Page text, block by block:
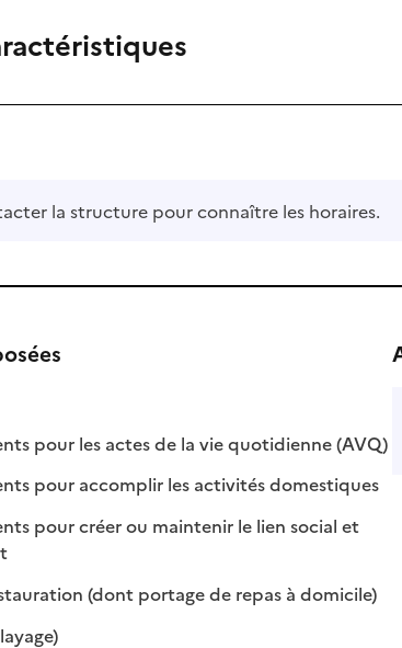
la structure pour connaître les horaires.
pour les actes de la vie quotidienne (AVQ)
:
: non
pour accomplir les activités domestiques
:
: non
pour créer ou maintenir le lien social et
disponible
(dont portage de repas à domicile)
:
: non
: disponible
: non disponible